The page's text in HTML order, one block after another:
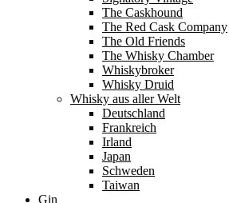
The Caskhound
The Red Cask Company
The Old Friends
The Whisky Chamber
Whiskybroker
Whisky Druid
Whisky aus aller Welt
Deutschland
Frankreich
Irland
Japan
Schweden
Taiwan
Gin